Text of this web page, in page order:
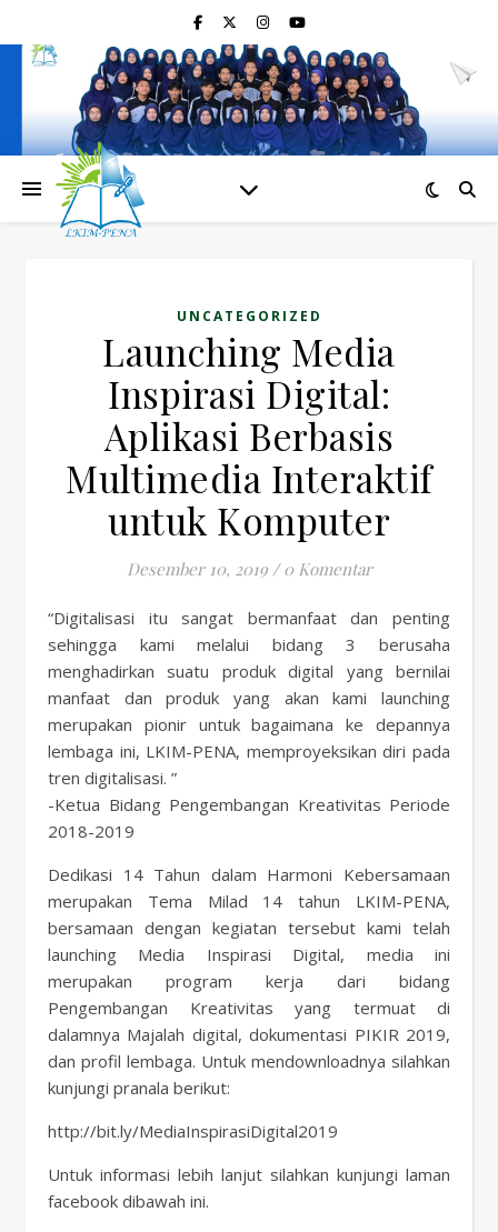
UNCATEGORIZED
Launching Media
Inspirasi Digital:
Aplikasi Berbasis
Multimedia Interaktif
untuk Komputer
Desember 10, 2019 / 0 Komentar
“Digitalisasi itu sangat bermanfaat dan penting
sehingga kami melalui bidang 3 berusaha
menghadirkan suatu produk digital yang bernilai
manfaat dan produk yang akan kami launching
merupakan pionir untuk bagaimana ke depannya
lembaga ini, LKIM-PENA, memproyeksikan diri pada
tren digitalisasi. ”
-Ketua Bidang Pengembangan Kreativitas Periode
2018-2019
Dedikasi 14 Tahun dalam Harmoni Kebersamaan
merupakan Tema Milad 14 tahun LKIM-PENA,
bersamaan dengan kegiatan tersebut kami telah
launching Media Inspirasi Digital, media ini
merupakan program kerja dari bidang
Pengembangan Kreativitas yang termuat di
dalamnya Majalah digital, dokumentasi PIKIR 2019,
dan profil lembaga. Untuk mendownloadnya silahkan
kunjungi pranala berikut:
http://bit.ly/MediaInspirasiDigital2019
Untuk informasi lebih lanjut silahkan kunjungi laman
facebook dibawah ini.